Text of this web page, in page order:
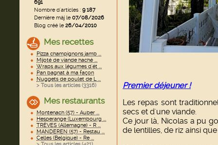
691
Nombre d'articles : 9 187
Dernière màj le07/08/2026
Blog créé le26/04/2010
Mes recettes
Pizza champignons jamb ...
Mijoté de viande haché ...
Wraps aux légumes d'ét ...
Pan bagnat à ma façon
Nuggets de poulet de L ...
> Tous les articles (3316)
Mes restaurants
Montenach (57) - Auber ...
Hesperange (Luxembourg ...
TRÈVES (Allemagne) - R ...
MANDEREN (57) - Restau ...
Celles (Belgique) - Re ...
Premier déjeuner !
Les repas sont
secs et d'une viande.
Ce jour là, Nicolas a pu
de lentilles, de riz ainsi